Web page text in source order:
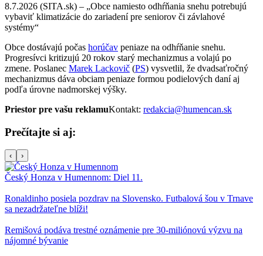
8.7.2026 (SITA.sk) – „Obce namiesto odhŕňania snehu potrebujú
vybaviť klimatizácie do zariadení pre seniorov či závlahové
systémy“
Obce dostávajú počas horúčav peniaze na odhŕňanie snehu.
Progresívci kritizujú 20 rokov starý mechanizmus a volajú po
zmene. Poslanec Marek Lackovič (PS) vysvetlil, že dvadsaťročný
mechanizmus dáva obciam peniaze formou podielových daní aj
podľa úrovne nadmorskej výšky.
Priestor pre vašu reklamuKontakt: redakcia@humencan.sk
Prečítajte si aj:
‹ ›
Český Honza v Humennom: Diel 11.
Ronaldinho posiela pozdrav na Slovensko. Futbalová šou v Trnave
sa nezadržateľne blíži!
Remišová podáva trestné oznámenie pre 30-miliónovú výzvu na
nájomné bývanie